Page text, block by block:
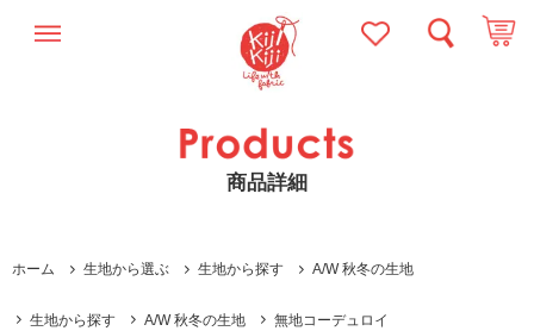
商品詳細
ホーム 生地から選ぶ 生地から探す A/W 秋冬の生地
生地から探す A/W 秋冬の生地 無地コーデュロイ